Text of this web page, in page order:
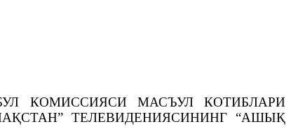
КОМИССИЯСИ МАСЪУЛ КОТИБЛАРИ
ТЕЛЕВИДЕНИЯСИНИНГ “АШЫҚ